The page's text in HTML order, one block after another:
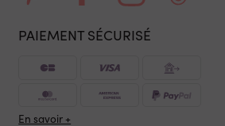
PAIEMENT SÉCURISÉ
En savoir +